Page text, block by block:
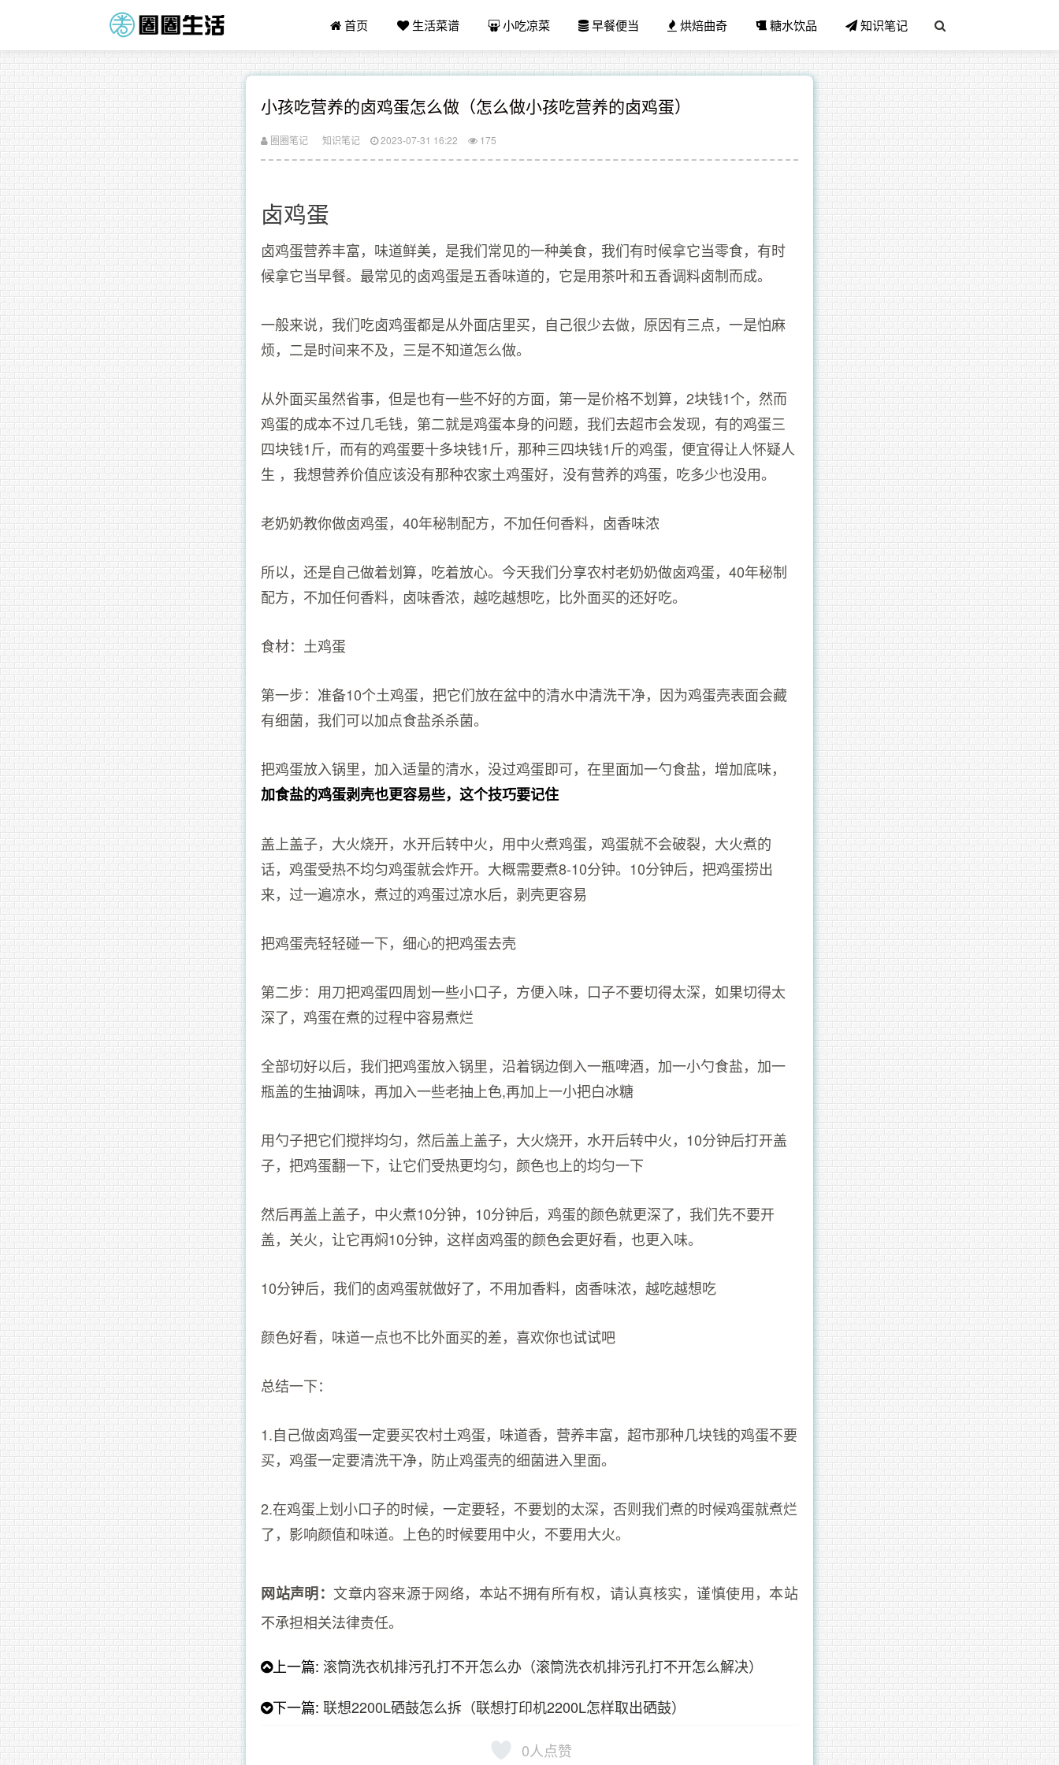
首页 生活菜谱 小吃凉菜 早餐便当 烘焙曲奇 糖水饮品 知识笔记
小孩吃营养的卤鸡蛋怎么做（怎么做小孩吃营养的卤鸡蛋）
圈圈笔记 知识笔记 2023-07-31 16:22 175
卤鸡蛋
卤鸡蛋营养丰富，味道鲜美，是我们常见的一种美食，我们有时候拿它当零食，有时
候拿它当早餐。最常见的卤鸡蛋是五香味道的，它是用茶叶和五香调料卤制而成。
一般来说，我们吃卤鸡蛋都是从外面店里买，自己很少去做，原因有三点，一是怕麻
烦，二是时间来不及，三是不知道怎么做。
从外面买虽然省事，但是也有一些不好的方面，第一是价格不划算，2块钱1个，然而
鸡蛋的成本不过几毛钱，第二就是鸡蛋本身的问题，我们去超市会发现，有的鸡蛋三
四块钱1斤，而有的鸡蛋要十多块钱1斤，那种三四块钱1斤的鸡蛋，便宜得让人怀疑人
生 ，我想营养价值应该没有那种农家土鸡蛋好，没有营养的鸡蛋，吃多少也没用。
老奶奶教你做卤鸡蛋，40年秘制配方，不加任何香料，卤香味浓
所以，还是自己做着划算，吃着放心。今天我们分享农村老奶奶做卤鸡蛋，40年秘制
配方，不加任何香料，卤味香浓，越吃越想吃，比外面买的还好吃。
食材：土鸡蛋
第一步：准备10个土鸡蛋，把它们放在盆中的清水中清洗干净，因为鸡蛋壳表面会藏
有细菌，我们可以加点食盐杀杀菌。
把鸡蛋放入锅里，加入适量的清水，没过鸡蛋即可，在里面加一勺食盐，增加底味，
加食盐的鸡蛋剥壳也更容易些，这个技巧要记住
盖上盖子，大火烧开，水开后转中火，用中火煮鸡蛋，鸡蛋就不会破裂，大火煮的
话，鸡蛋受热不均匀鸡蛋就会炸开。大概需要煮8-10分钟。10分钟后，把鸡蛋捞出
来，过一遍凉水，煮过的鸡蛋过凉水后，剥壳更容易
把鸡蛋壳轻轻碰一下，细心的把鸡蛋去壳
第二步：用刀把鸡蛋四周划一些小口子，方便入味，口子不要切得太深，如果切得太
深了，鸡蛋在煮的过程中容易煮烂
全部切好以后，我们把鸡蛋放入锅里，沿着锅边倒入一瓶啤酒，加一小勺食盐，加一
瓶盖的生抽调味，再加入一些老抽上色,再加上一小把白冰糖
用勺子把它们搅拌均匀，然后盖上盖子，大火烧开，水开后转中火，10分钟后打开盖
子，把鸡蛋翻一下，让它们受热更均匀，颜色也上的均匀一下
然后再盖上盖子，中火煮10分钟，10分钟后，鸡蛋的颜色就更深了，我们先不要开
盖，关火，让它再焖10分钟，这样卤鸡蛋的颜色会更好看，也更入味。
10分钟后，我们的卤鸡蛋就做好了，不用加香料，卤香味浓，越吃越想吃
颜色好看，味道一点也不比外面买的差，喜欢你也试试吧
总结一下：
1.自己做卤鸡蛋一定要买农村土鸡蛋，味道香，营养丰富，超市那种几块钱的鸡蛋不要
买，鸡蛋一定要清洗干净，防止鸡蛋壳的细菌进入里面。
2.在鸡蛋上划小口子的时候，一定要轻，不要划的太深，否则我们煮的时候鸡蛋就煮烂
了，影响颜值和味道。上色的时候要用中火，不要用大火。
网站声明：文章内容来源于网络，本站不拥有所有权，请认真核实，谨慎使用，本站
不承担相关法律责任。
上一篇: 滚筒洗衣机排污孔打不开怎么办（滚筒洗衣机排污孔打不开怎么解决）
下一篇:联想2200L硒鼓怎么拆（联想打印机2200L怎样取出硒鼓）
0人点赞